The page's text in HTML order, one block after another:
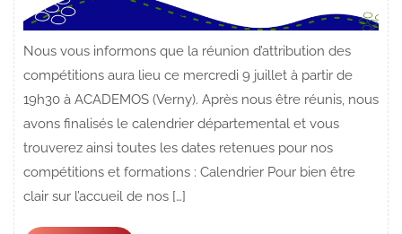
Nous vous informons que la réunion d’attribution des
compétitions aura lieu ce mercredi 9 juillet à partir de
19h30 à ACADEMOS (Verny). Après nous être réunis, nous
avons finalisés le calendrier départemental et vous
trouverez ainsi toutes les dates retenues pour nos
compétitions et formations : Calendrier Pour bien être
clair sur l’accueil de nos […]